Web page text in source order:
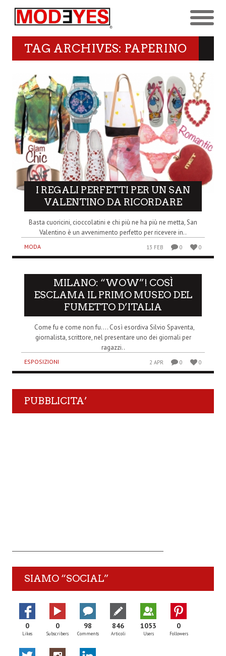
TAG ARCHIVES: PAPERINO
I REGALI PERFETTI PER UN SAN
VALENTINO DA RICORDARE
Basta cuoricini, cioccolatini e chi più ne ha più ne metta, San
Valentino è un avvenimento perfetto per ricevere in..
MODA 13 FEB 0 0
MILANO: “WOW”! COSÌ
ESCLAMA IL PRIMO MUSEO DEL
FUMETTO D’ITALIA
Come fu e come non fu…. Così esordiva Silvio Spaventa,
giornalista, scrittore, nel presentare uno dei giornali per
ragazzi..
ESPOSIZIONI 2 APR 0 0
PUBBLICITA’
SIAMO “SOCIAL”
0
Likes
0
Subscribers
98
Comments
846
Articoli
1053
Users
0
Followers